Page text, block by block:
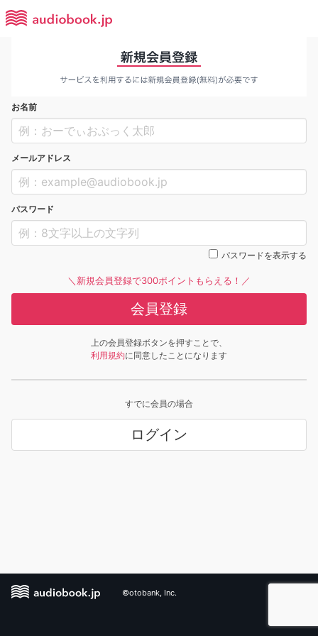
お名前
メールアドレス
パスワード
パスワードを表示する
＼新規会員登録で300ポイントもらえる！／
会員登録
上の会員登録ボタンを押すことで、
利用規約に同意したことになります
すでに会員の場合
ログイン
©otobank, Inc.